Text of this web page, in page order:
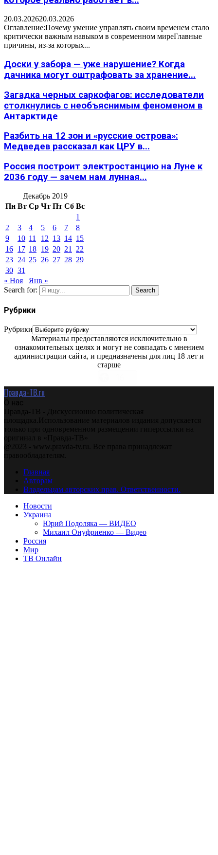
20.03.202620.03.2026
Оглавление:Почему умение управлять своим временем стало
критически важным навыком в современном миреГлавные
причины, из-за которых...
Доски у забора — уже нарушение? Когда
дачника могут оштрафовать за хранение...
Загадка черных саркофагов: исследователи
столкнулись с необъяснимым феноменом в
Антарктиде
Разбить на 12 зон и «русские острова»:
Медведев рассказал как ЦРУ в...
Россия построит электростанцию на Луне к
2036 году — зачем нам лунная...
Декабрь 2019
Пн Вт Ср Чт Пт Сб Вс
1
2
3 4 5 6 7
8
9
10 11 12 13 14 15
16 17 18 19 20 21
22
23 24 25 26 27 28 29
30 31
« Ноя
Янв »
Search for:
Search
Рубрики
Рубрики
Материалы предоставляются исключительно в
ознакомительных целях и могут не совпадать с мнением
администрации сайта, и предназначены для лиц 18 лет и
старше
Правда-ТВ.ru
О нас
Правда-ТВ - Дискуссионно политическая
площадка.Использование материалов издания допускается
только при одновременном размещении гиперссылки на
оригинал в «Правда-ТВ»
@2023 - www.pravda-tv.ru. Все права принадлежат
правообладателям.
Главная
Авторам
Владельцам авторских прав. Ответственности.
Новости
Украина
Юрий Подоляка — ВИДЕО
Михаил Онуфриенко — Видео
Россия
Мир
ТВ Онлайн